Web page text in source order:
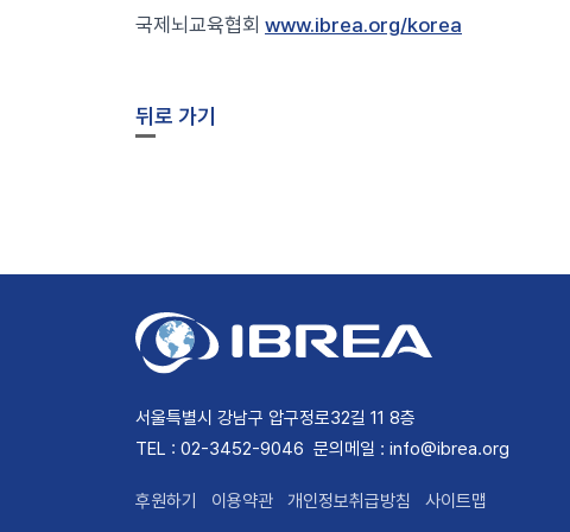
국제뇌교육협회 www.ibrea.org/korea
뒤로 가기
서울특별시 강남구 압구정로32길 11 8층
TEL : 02-3452-9046 문의메일 : info@ibrea.org
후원하기 이용약관 개인정보취급방침 사이트맵